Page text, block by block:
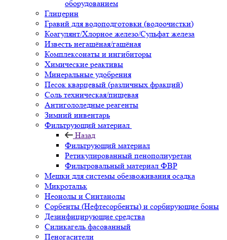
оборудованием
Глицерин
Гравий для водоподготовки (водоочистки)
Коагулянт/Хлорное железо/Сульфат железа
Известь негашёная/гашёная
Комплексонаты и ингибиторы
Химические реактивы
Минеральные удобрения
Песок кварцевый (различных фракций)
Соль техническая/пищевая
Антигололедные реагенты
Зимний инвентарь
Фильтрующий материал
Назад
Фильтрующий материал
Ретикулированный пенополиуретан
Фильтровальный материал ФВР
Мешки для системы обезвоживания осадка
Микротальк
Неонолы и Синтанолы
Сорбенты (Нефтесорбенты) и сорбирующие боны
Дезинфицирующие средства
Силикагель фасованный
Пеногасители